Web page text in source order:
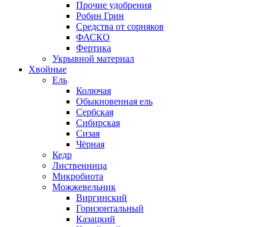
Прочие удобрения
Робин Грин
Средства от сорняков
ФАСКО
Фертика
Укрывной материал
Хвойные
Ель
Колючая
Обыкновенная ель
Сербская
Сибирская
Сизая
Чёрная
Кедр
Лиственница
Микробиота
Можжевельник
Виргинский
Горизонтальный
Казацкий